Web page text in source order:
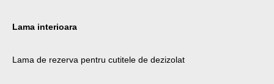
Lama interioara
Lama de rezerva pentru cutitele de dezizolat